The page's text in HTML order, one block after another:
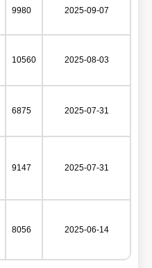
9980 2025-09-07
10560 2025-08-03
6875 2025-07-31
9147 2025-07-31
8056 2025-06-14